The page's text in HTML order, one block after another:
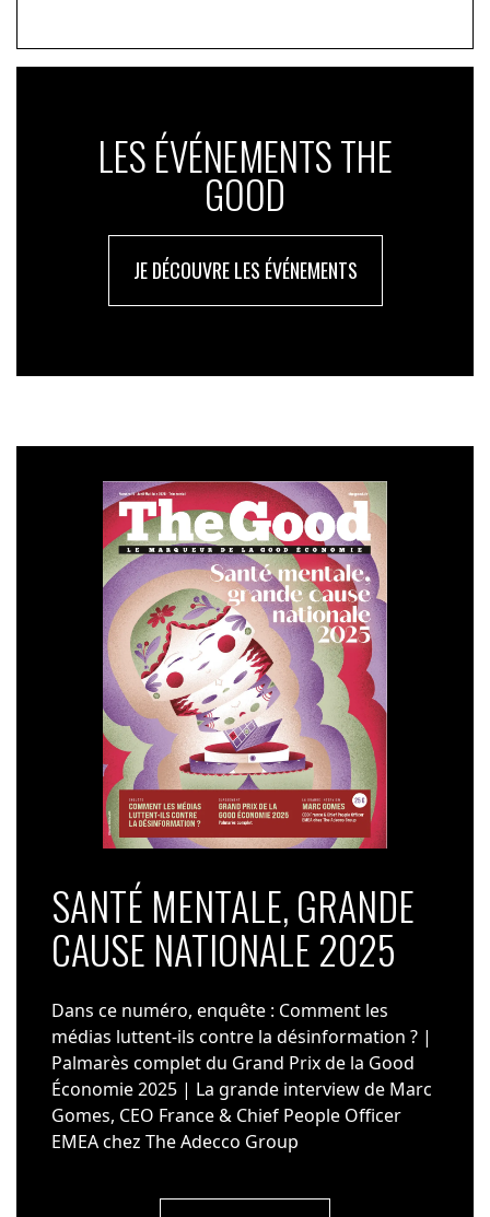
LES ÉVÉNEMENTS THE
GOOD
JE DÉCOUVRE LES ÉVÉNEMENTS
SANTÉ MENTALE, GRANDE
CAUSE NATIONALE 2025
Dans ce numéro, enquête : Comment les
médias luttent-ils contre la désinformation ? |
Palmarès complet du Grand Prix de la Good
Économie 2025 | La grande interview de Marc
Gomes, CEO France & Chief People Officer
EMEA chez The Adecco Group